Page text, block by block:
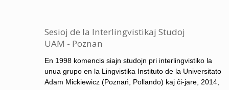
Sesioj de la Interlingvistikaj Studoj
UAM - Poznan
En 1998 komencis siajn studojn pri interlingvistiko la
unua grupo en la Lingvistika Instituto de la Universitato
Adam Mickiewicz (Poznań, Pollando) kaj ĉi-jare, 2014,